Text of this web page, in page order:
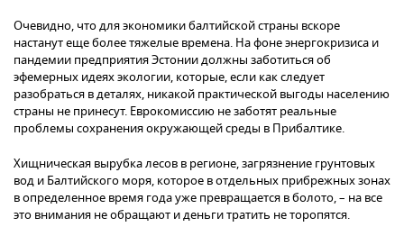
Очевидно, что для экономики балтийской страны вскоре
настанут еще более тяжелые времена. На фоне энергокризиса и
пандемии предприятия Эстонии должны заботиться об
эфемерных идеях экологии, которые, если как следует
разобраться в деталях, никакой практической выгоды населению
страны не принесут. Еврокомиссию не заботят реальные
проблемы сохранения окружающей среды в Прибалтике.
Хищническая вырубка лесов в регионе, загрязнение грунтовых
вод и Балтийского моря, которое в отдельных прибрежных зонах
в определенное время года уже превращается в болото, – на все
это внимания не обращают и деньги тратить не торопятся.